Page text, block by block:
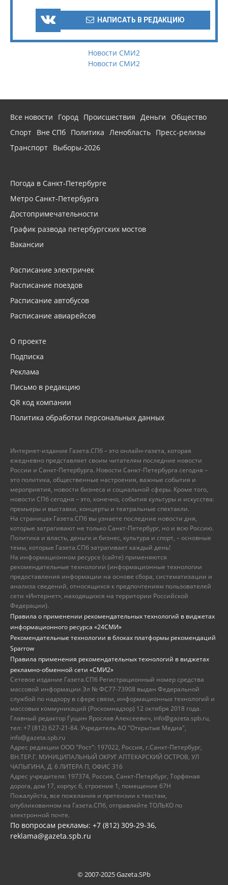
НАПИСАТЬ В РЕДАКЦИЮ
Новости СМИ2
Новости СМИ2
Все новости Город Происшествия Деньги
Общество
Спорт Вне СПб Политика Ленобласть Пресс-релизы
Транспорт Выборы-2026
Погода в Санкт-Петербурге
Метро Санкт-Петербурга
Достопримечательности
График развода петербургских мостов
Вакансии
Расписание электричек
Расписание поездов
Расписание автобусов
Расписание авиарейсов
О проекте
Подписка
Реклама
Письмо в редакцию
QR код компании
Политика обработки персональных данных
Интернет-издание Газета.СПб – это онлайн-газета, которая
ежедневно представляет своим читателям последние новости
России и Санкт-Петербурга. Новости Санкт-Петербурга сегодня –
это политика, общественные настроения, важные события и
мероприятия, новости бизнеса и социальной сферы. Кроме того,
новости СПб сегодня – это, конечно, события культуры и искусства:
премьеры и выставки, концерты и театральные спектакли.
На страницах Газета.СПб вы узнаете последние новости дня,
которые затрагивают не только Санкт-Петербург, но и всю Россию.
Политика и власть, деньги и бизнес, культура и спорт, – основные
темы, которые Газета.СПб затрагивает каждый день!
На информационном ресурсе (сайте) применяются
рекомендательные технологии (информационные технологии
предоставления информации на основе сбора, систематизации и
анализа сведений, относящихся к предпочтениям пользователей
сети «Интернет», находящихся на территории Российской
Федерации).
Правила о применении рекомендательных технологий в виджетах
информационного ресурса «24СМИ»
Рекомендательные технологии в блоках платформы рекомендаций
Sparrow
Правила применения рекомендательных технологий в виджетах
рекламно-обменной сети «СМИ2»
Сетевое издание Газета.СПб Регистрационный номер средства
массовой информации Эл № ФС77-73908 выдан Федеральной
службой по надзору в сфере связи, информационных технологий и
массовых коммуникаций (Роскомнадзор) 12 октября 2018 года.
Главный редактор Гущин Ярослав Алексеевич, info@gazeta.spb.ru,
тел: +7 (812) 627-21-84. Учредитель АО "Открытые Медиа",
info@gazeta.spb.ru
Адрес редакции ООО "Рост": 197022, Россия, г.Санкт-Петербург,
ВН.ТЕР.Г. МУНИЦИПАЛЬНЫЙ ОКРУГ АПТЕКАРСКИЙ ОСТРОВ, УЛ
ЧАПЫГИНА, Д. 6 ЛИТЕРА П, ОФИС 316
Адрес учредителя: 197374, Россия, Санкт-Петербург, Торфяная
дорога, дом 17, корпус 6, строение 1, помещение 67Н
Пожалуйста, все пожелания и претензии к текстам,
опубликованном на Газета.СПб, отправляйте ТОЛЬКО по
электронной почте.
По вопросам рекламы: +7 (812) 309-29-36,
reklama@gazeta.spb.ru
© 2007-2025 Gazeta.SPb